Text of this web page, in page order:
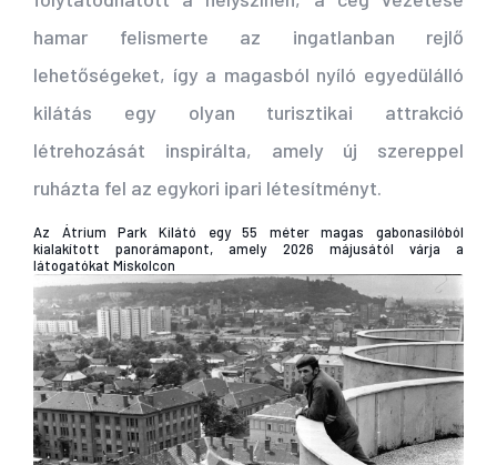
hamar felismerte az ingatlanban rejlő
lehetőségeket, így a magasból nyíló egyedülálló
kilátás egy olyan turisztikai attrakció
létrehozását inspirálta, amely új szereppel
ruházta fel az egykori ipari létesítményt.
Az Átrium Park Kilátó egy 55 méter magas gabonasilóból
kialakított panorámapont, amely 2026 májusától várja a
látogatókat Miskolcon